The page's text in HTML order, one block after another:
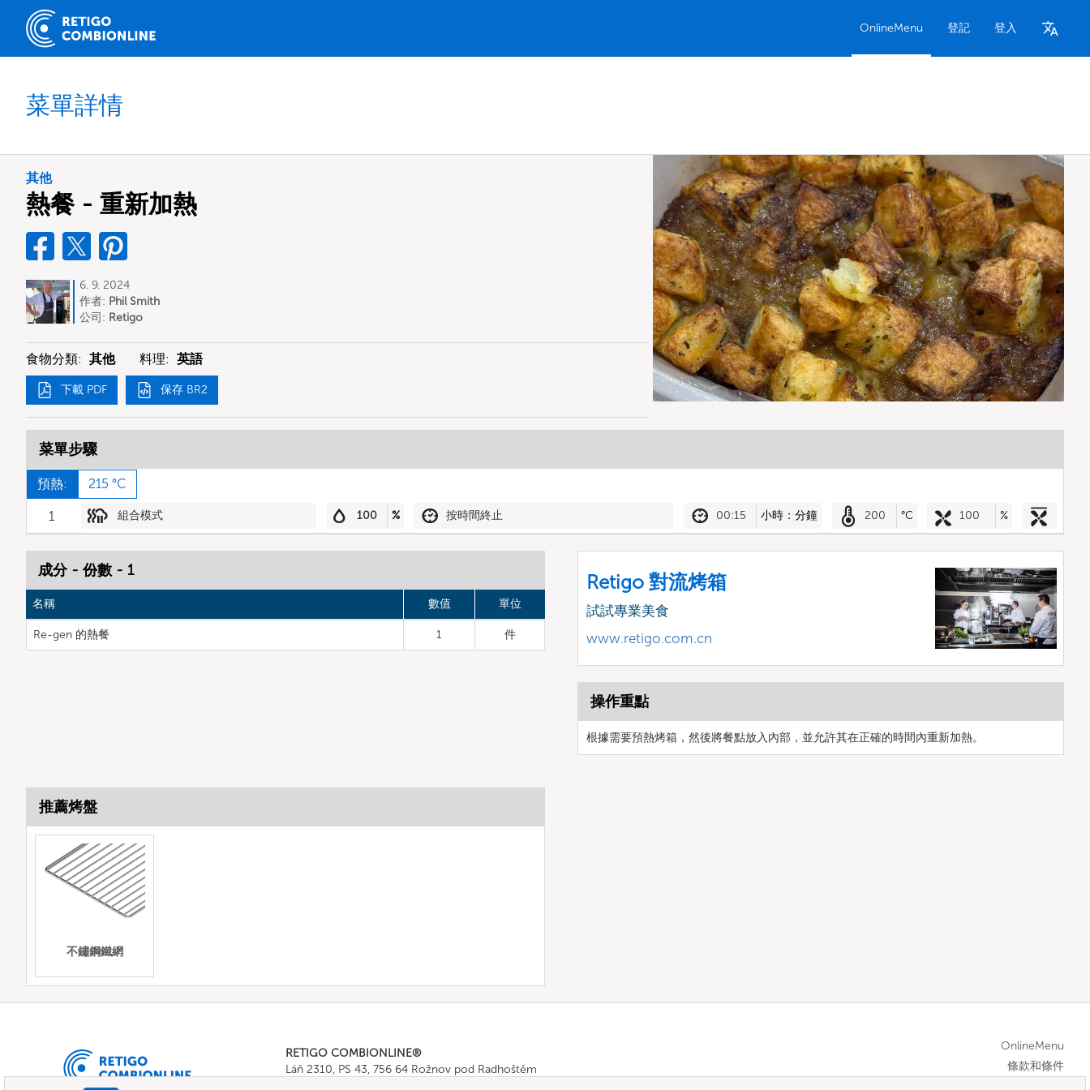
OnlineMenu 登記 登入
菜單詳情
其他
熱餐 - 重新加熱
6. 9. 2024
作者: Phil Smith
公司: Retigo
食物分類: 其他 料理: 英語
下載 PDF 保存 BR2
菜單步驟
預熱: 215 °C
1 組合模式 100 % 按時間終止 00:15 小時：分鐘 200 °C 100 %
成分 - 份數 - 1
名稱 數值 單位
Re-gen 的熱餐 1 件
Retigo 對流烤箱
試試專業美食
www.retigo.com.cn
操作重點
根據需要預熱烤箱，然後將餐點放入內部，並允許其在正確的時間內重新加熱。
推薦烤盤
不鏽鋼鐵網
RETIGO COMBIONLINE®
Láň 2310, PS 43, 756 64 Rožnov pod Radhoštěm
OnlineMenu
條款和條件